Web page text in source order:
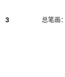
3
总笔画